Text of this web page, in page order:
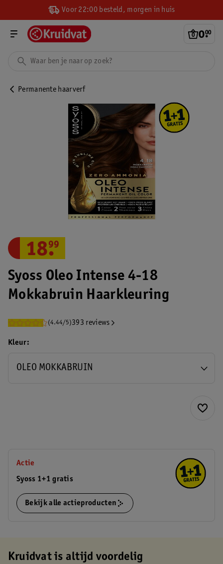
Voor 22:00 besteld, morgen in huis
0.
00
Permanente haarverf
Syoss Oleo Intense 4-18
Mokkabruin Haarkleuring
(4.44/5)393 reviews
18.
99
Kleur
OLEO MOKKABRUIN
Actie
Syoss 1+1 gratis
Bekijk alle actieproducten
Kruidvat is altijd voordelig